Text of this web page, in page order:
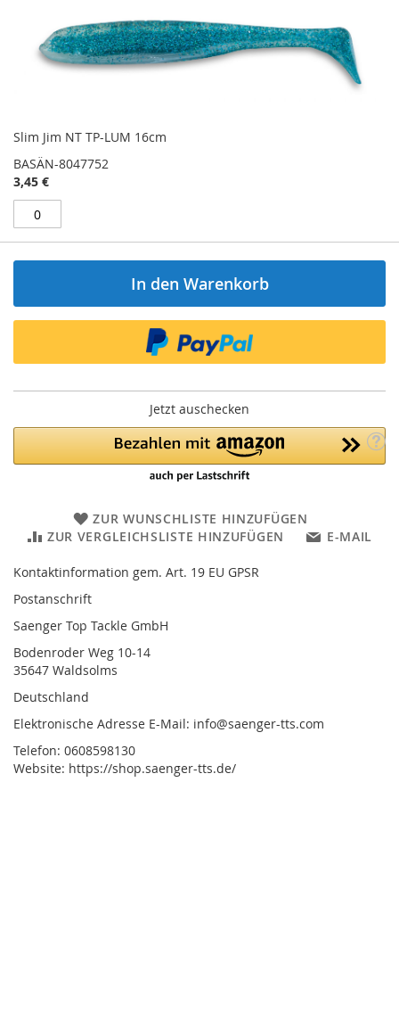
Slim Jim NT TP-LUM 16cm
BASÄN-8047752
3,45 €
In den Warenkorb
Jetzt auschecken
ZUR WUNSCHLISTE HINZUFÜGEN
ZUR VERGLEICHSLISTE HINZUFÜGEN
E-MAIL
Kontaktinformation gem. Art. 19 EU GPSR
Postanschrift
Saenger Top Tackle GmbH
Bodenroder Weg 10-14
35647 Waldsolms
Deutschland
Elektronische Adresse E-Mail: info@saenger-tts.com
Telefon: 0608598130
Website: https://shop.saenger-tts.de/